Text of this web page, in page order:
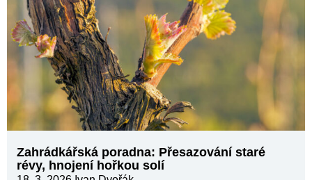
Zahrádkářská poradna: Přesazování staré
révy, hnojení hořkou solí